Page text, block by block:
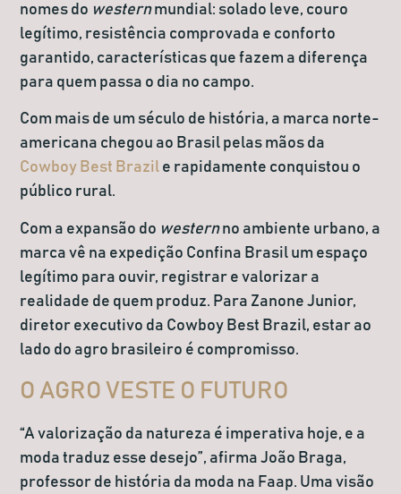
nomes do westernmundial: solado leve, couro
legítimo, resistência comprovada e conforto
garantido, características que fazem a diferença
para quem passa o dia no campo.
Com mais de um século de história, a marca norte-
americana chegou ao Brasil pelas mãos da
Cowboy Best Brazil e rapidamente conquistou o
público rural.
Com a expansão do westernno ambiente urbano, a
marca vê na expedição Confina Brasil um espaço
legítimo para ouvir, registrar e valorizar a
realidade de quem produz. Para Zanone Junior,
diretor executivo da Cowboy Best Brazil, estar ao
lado do agro brasileiro é compromisso.
O AGRO VESTE O FUTURO
“A valorização da natureza é imperativa hoje, e a
moda traduz esse desejo”, afirma João Braga,
professor de história da moda na Faap. Uma visão